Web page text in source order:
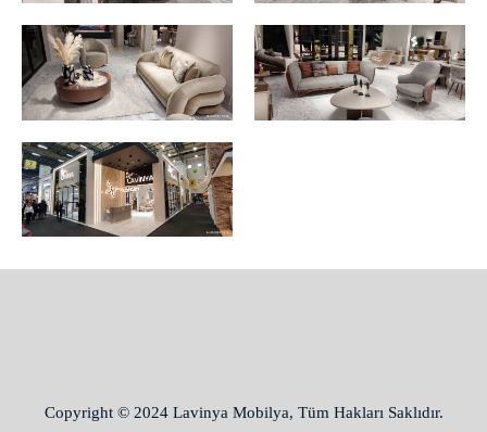
Copyright © 2024 Lavinya Mobilya, Tüm Hakları Saklıdır.